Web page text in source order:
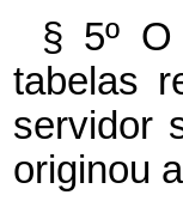
§ 5º O
tabelas
servidor
originou